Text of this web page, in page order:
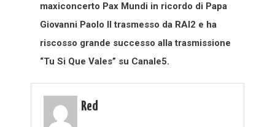
maxiconcerto Pax Mundi in ricordo di Papa
Giovanni Paolo II trasmesso da RAI2 e ha
riscosso grande successo alla trasmissione
“Tu Si Que Vales” su Canale5.
Red